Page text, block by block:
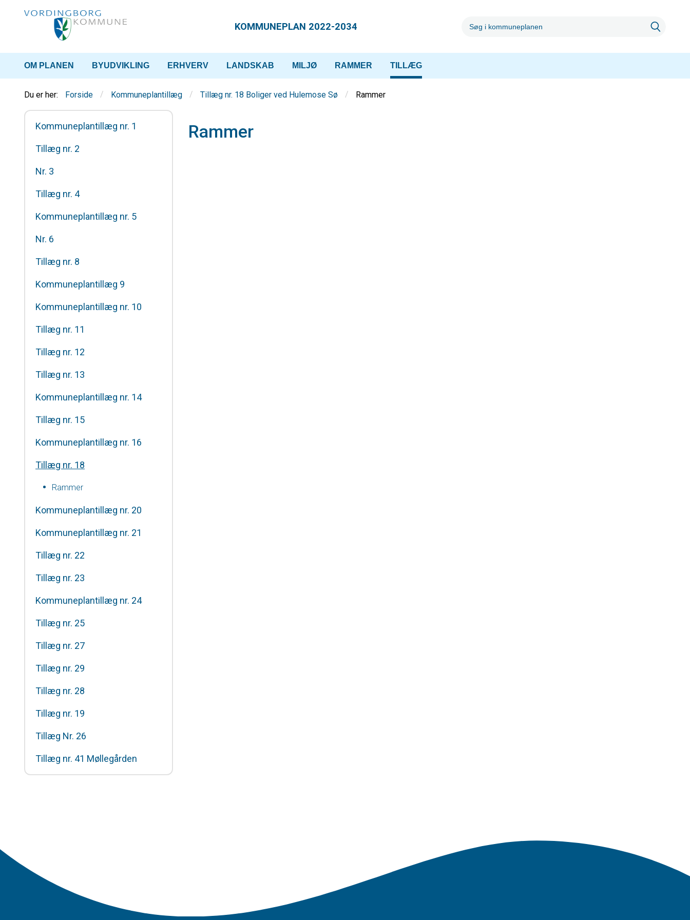
KOMMUNEPLAN 2022-2034
OM PLANEN BYUDVIKLING ERHVERV LANDSKAB MILJØ RAMMER TILLÆG
Forside / Kommuneplantillæg / Tillæg nr. 18 Boliger ved Hulemose Sø / Rammer
Kommuneplantillæg nr. 1
Tillæg nr. 2
Nr. 3
Tillæg nr. 4
Kommuneplantillæg nr. 5
Nr. 6
Tillæg nr. 8
Kommuneplantillæg 9
Kommuneplantillæg nr. 10
Tillæg nr. 11
Tillæg nr. 12
Tillæg nr. 13
Kommuneplantillæg nr. 14
Tillæg nr. 15
Kommuneplantillæg nr. 16
Tillæg nr. 18
Rammer
Kommuneplantillæg nr. 20
Kommuneplantillæg nr. 21
Tillæg nr. 22
Tillæg nr. 23
Kommuneplantillæg nr. 24
Tillæg nr. 25
Tillæg nr. 27
Tillæg nr. 29
Tillæg nr. 28
Tillæg nr. 19
Tillæg Nr. 26
Tillæg nr. 41 Møllegården
Rammer